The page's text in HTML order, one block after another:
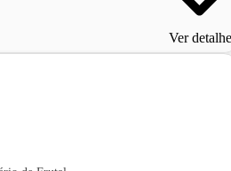
Ver